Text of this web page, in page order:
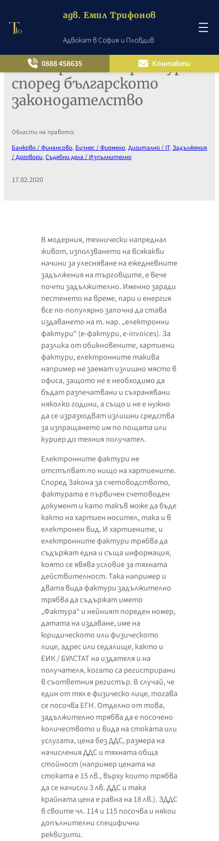
съдържанието
адв. Емил Трифонов
Адвокат в София и Пловдив
0888 458635 Контакти
Електронната фактура
според българското
законодателство
Области на правото:
Банково / Финансово, Бизнес / Фирмено, Дигитално / IT, Задължения
/ Договори, Съдебни дела / Изпълнително
17.02.2020
В модерния, технически напреднал
живот, използването на всякакви
начини за улесняване на ежедневните
задължения на търговците, е вече
почти задължително. Именно заради
пестенето на време, пари и енергия
все по-популярно започна да става
издаването на т. нар. „електронни
фактури“ (е-фактури, e-invoices). За
разлика от обикновените, хартиени
фактури, електронните такива
например не заемат излишно място в
офиса, защото не е необходимо да
бъдат разпечатвани и съхранявани
няколко години, а също и не е нужно
да се изразходват излишни средства
за изпращането им по пощата или
куриер до техния получател.
Електронните фактури не
отстъпват по нищо на хартиените.
Според Закона за счетоводството,
фактурата е първичен счетоводен
документ и като такъв може да бъде
както на хартиен носител, така и в
електронен вид. И хартиените, и
електронните фактури трябва да
съдържат една и съща информация,
която се явява условие за тяхната
действителност. Така например и
двата вида фактури задължително
трябва да съдържат името
„Фактура“ и нейният пореден номер,
датата на издаване, име на
юридическото или физическото
лице, адрес или седалище, както и
ЕИК / БУЛСТАТ на издателя и на
получателя, когато са регистрирани
в съответния регистър. В случай, че
един от тях е физическо лице, тогава
се посочва ЕГН. Отделно от това,
задължително трябва да е посочено
количеството и вида на стоката или
услугата, цена без ДДС, размера на
начисления ДДС и тяхната обща
стойност (например цената на
стоката е 15 лв., върху които трябва
да се начисли 3 лв. ДДС и така
крайната цена е равна на 18 лв.). ЗДДС
в своите чл. 114 и 115 посочва и някои
допълнителни специфични
реквизити.